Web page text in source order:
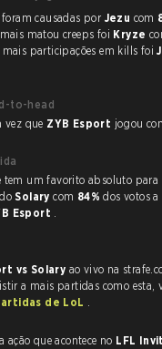
foram causadas por Jezu com
matou creeps foi Kryze
mais participações em kills foi
to-head
vez que ZYB Esport jogou
tem um favorito absoluto para
doSolarycom 84%dos votos
Esport .
vs Solary ao vivo na
a mais partidas como esta,
de LoL .
ação que acontece no LFL